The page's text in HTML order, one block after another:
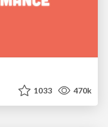
1033 470k